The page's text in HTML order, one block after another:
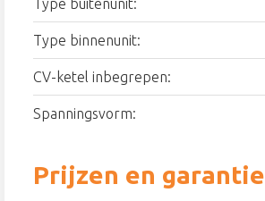
Type buitenunit:
Type binnenunit:
CV-ketel inbegrepen:
Spanningsvorm:
Prijzen en garantie